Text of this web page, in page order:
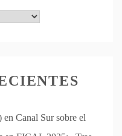
Canal Sur sobre el